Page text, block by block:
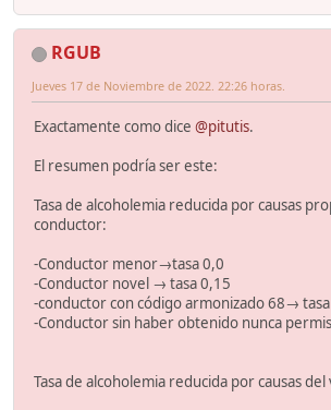
RGUB
Jueves 17 de Noviembre de 2022. 22:26 horas.
Exactamente como dice @pitutis.
El resumen podría ser este:
Tasa de alcoholemia reducida por causas
conductor:
-Conductor menor→tasa 0,0
-Conductor novel → tasa 0,15
-conductor con código armonizado 68→
-Conductor sin haber obtenido nunca
Tasa de alcoholemia reducida por causas del